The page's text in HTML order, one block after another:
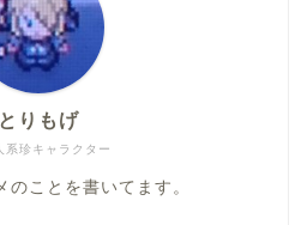
系珍キャラクター
とりもげ
ことを書いてます。